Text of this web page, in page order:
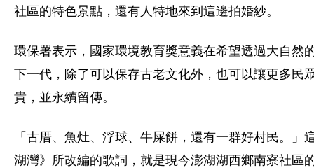
社區的特色景點，還有人特地來到這邊拍婚紗。
環保署表示，國家環境教育獎意義在希望透過大自然
下一代，除了可以保存古老文化外，也可以讓更多民
貴，並永續留傳。
「古厝、魚灶、浮球、牛屎餅，還有一群好村民。」
湖灣》所改編的歌詞，就是現今澎湖湖西鄉南寮社區